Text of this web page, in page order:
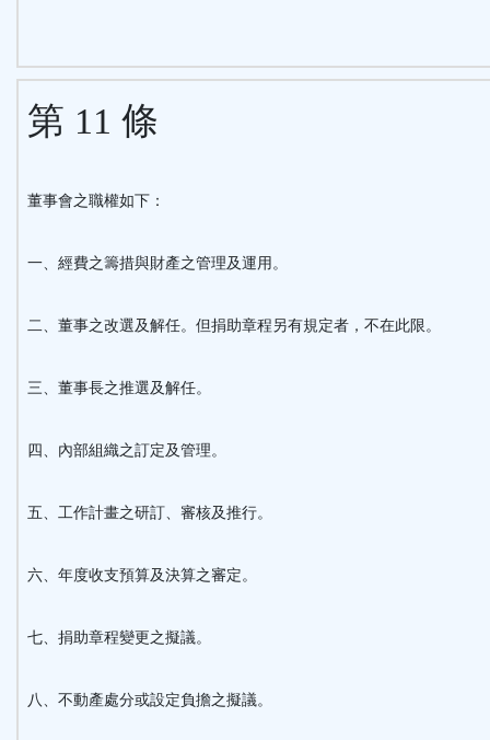
第 11 條
董事會之職權如下：
一、經費之籌措與財產之管理及運用。
二、董事之改選及解任。但捐助章程另有規定者，不在此限。
三、董事長之推選及解任。
四、內部組織之訂定及管理。
五、工作計畫之研訂、審核及推行。
六、年度收支預算及決算之審定。
七、捐助章程變更之擬議。
八、不動產處分或設定負擔之擬議。